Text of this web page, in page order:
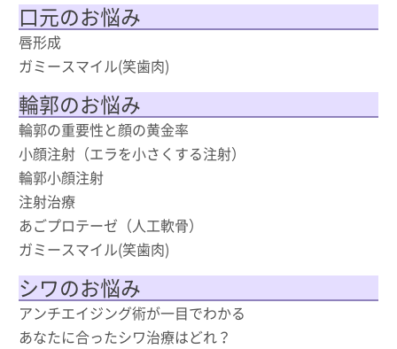
口元のお悩み
唇形成
ガミースマイル(笑歯肉)
輪郭のお悩み
輪郭の重要性と顔の黄金率
小顔注射（エラを小さくする注射）
輪郭小顔注射
注射治療
あごプロテーゼ（人工軟骨）
ガミースマイル(笑歯肉)
シワのお悩み
アンチエイジング術が一目でわかる
あなたに合ったシワ治療はどれ？